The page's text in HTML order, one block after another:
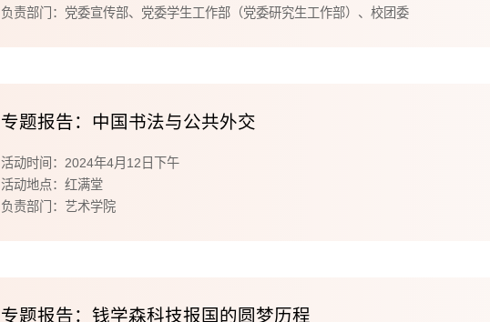
负责部门：党委宣传部、党委学生工作部（党委研究生工作部）、校团委
专题报告：中国书法与公共外交
活动时间：2024年4月12日下午
活动地点：红满堂
负责部门：艺术学院
专题报告：钱学森科技报国的圆梦历程